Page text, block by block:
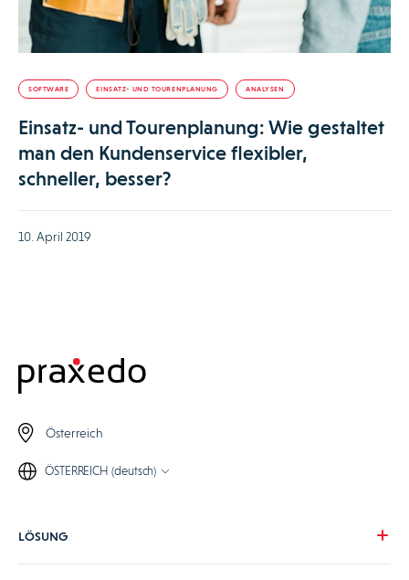
SOFTWARE EINSATZ- UND TOURENPLANUNG ANALYSEN
Einsatz- und Tourenplanung: Wie gestaltet
man den Kundenservice flexibler,
schneller, besser?
10. April 2019
Österreich
ÖSTERREICH (deutsch)
LÖSUNG